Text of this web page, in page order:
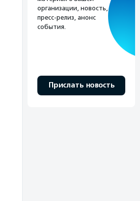
организации, новость,
пресс-релиз, анонс
события.
Прислать новость